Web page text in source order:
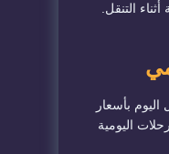
التنقل.
بأسعار
اليومية